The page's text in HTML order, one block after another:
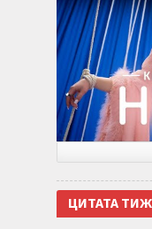
ЦИТАТА